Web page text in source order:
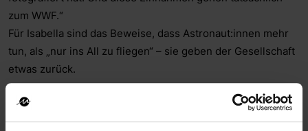
zum WWF.“
Für Isabella sind das Beweise, dass Astronaut:innen mehr
tun, als „nur ins All zu fliegen“ – sie geben der Gesellschaft
etwas zurück.
Netzwerke, die tragen